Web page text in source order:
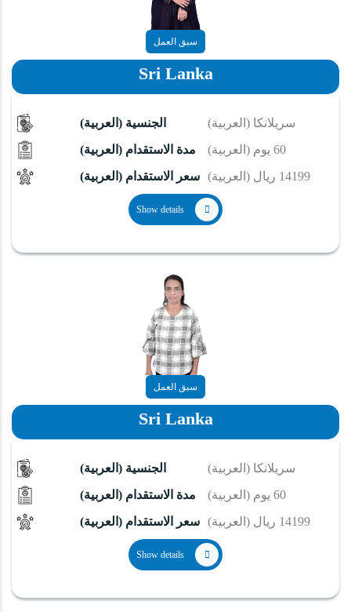
سبق العمل
Sri Lanka
(العربية) الجنسية
(العربية) سريلانكا
(العربية) مدة الاستقدام
(العربية) 60 يوم
(العربية) سعر الاستقدام
(العربية) 14199 ريال
Show details
سبق العمل
Sri Lanka
(العربية) الجنسية
(العربية) سريلانكا
(العربية) مدة الاستقدام
(العربية) 60 يوم
(العربية) سعر الاستقدام
(العربية) 14199 ريال
Show details